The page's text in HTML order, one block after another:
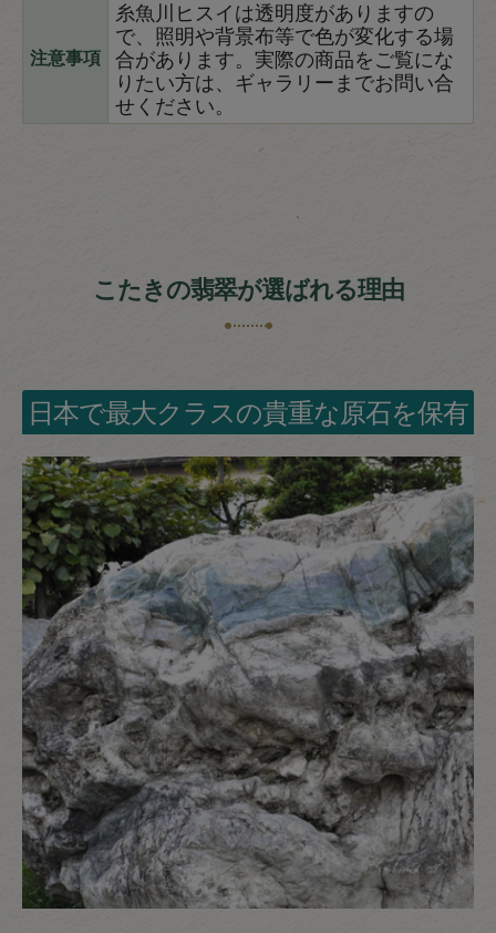
注意事項
糸魚川ヒスイは透明度がありますの
で、照明や背景布等で色が変化する場
合があります。実際の商品をご覧にな
りたい方は、ギャラリーまでお問い合
せください。
こたきの翡翠が選ばれる理由
日本で最大クラスの貴重な原石を保有